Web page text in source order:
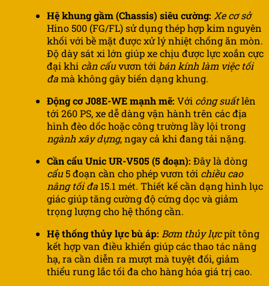
Hệ khung gầm (Chassis) siêu cường: Xe cơ sở
Hino 500 (FG/FL) sử dụng thép hợp kim nguyên
khối với bề mặt được xử lý nhiệt chống ăn mòn.
Độ dày sát xi lớn giúp xe chịu được lực xoắn cực
đại khi cần cẩuvươn tới bán kính làm việc tối
đamà không gây biến dạng khung.
Động cơ J08E-WE mạnh mẽ: Với công suấtlên
tới 260 PS, xe dễ dàng vận hành trên các địa
hình đèo dốc hoặc công trường lầy lội trong
ngành xây dựng, ngay cả khi đang tải nặng.
Cần cẩu Unic UR-V505 (5 đoạn): Đây là dòng
cẩu5 đoạn cần cho phép vươn tới chiều cao
nâng tối đa 15.1 mét. Thiết kế cần dạng hình lục
giác giúp tăng cường độ cứng dọc và giảm
trọng lượng cho hệ thống cần.
Hệ thống thủy lực bù áp: Bơm thủy lựcpít tông
kết hợp van điều khiển giúp các thao tác nâng
hạ, ra cần diễn ra mượt mà tuyệt đối, giảm
thiểu rung lắc tối đa cho hàng hóa giá trị cao.